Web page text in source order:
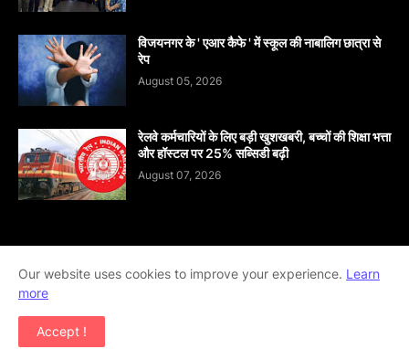
विजयनगर के ' एआर कैफे ' में स्कूल की नाबालिग छात्रा से
रेप
August 05, 2026
रेलवे कर्मचारियों के लिए बड़ी खुशखबरी, बच्चों की शिक्षा भत्ता
और हॉस्टल पर 25% सब्सिडी बढ़ी
August 07, 2026
Home About contact-us
Disclaimer
Our website uses cookies to improve your experience. Learn
more
Accept !